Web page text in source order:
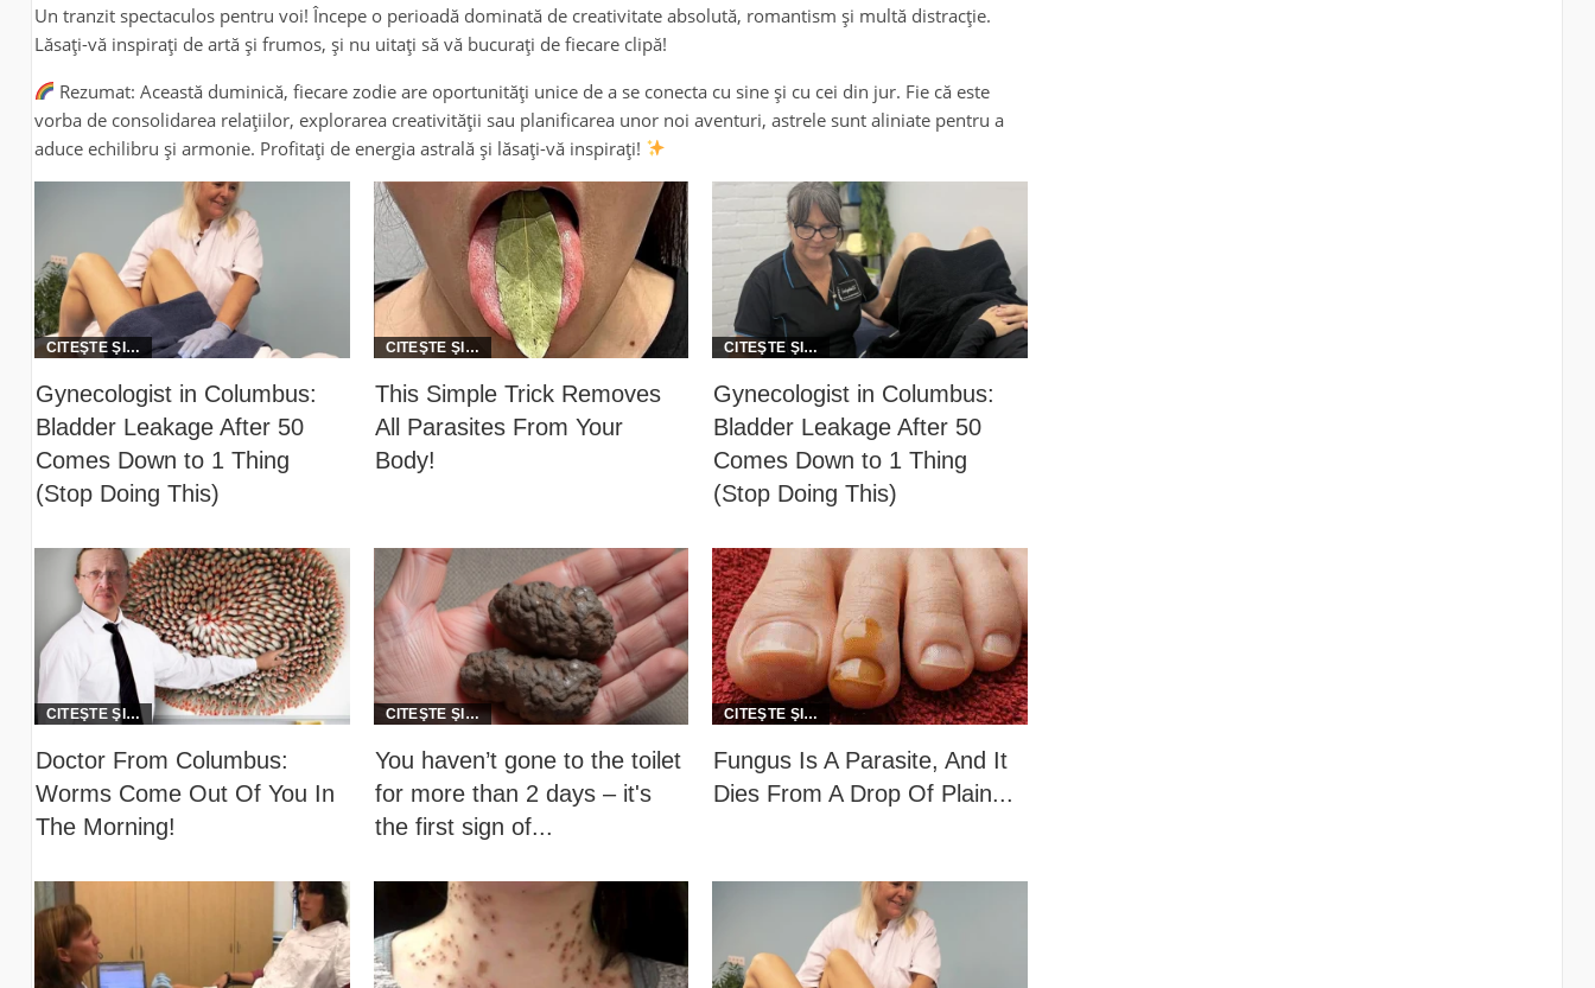
Un tranzit spectaculos pentru voi! Începe o perioadă dominată de creativitate absolută, romantism și multă distracție.
Lăsați-vă inspirați de artă și frumos, și nu uitați să vă bucurați de fiecare clipă!
Rezumat: Această duminică, fiecare zodie are oportunități unice de a se conecta cu sine și cu cei din jur. Fie că este
vorba de consolidarea relațiilor, explorarea creativității sau planificarea unor noi aventuri, astrele sunt aliniate pentru a
aduce echilibru și armonie. Profitați de energia astrală și lăsați-vă inspirați!
Gynecologist in Columbus:
Bladder Leakage After 50
Comes Down to 1 Thing
(Stop Doing This)
This Simple Trick Removes
All Parasites From Your
Body!
Gynecologist in Columbus:
Bladder Leakage After 50
Comes Down to 1 Thing
(Stop Doing This)
Doctor From Columbus:
Worms Come Out Of You In
The Morning!
You haven’t gone to the toilet
for more than 2 days – it's
the first sign of...
Fungus Is A Parasite, And It
Dies From A Drop Of Plain...